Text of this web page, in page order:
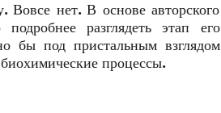
Вовсе нет. В основе авторского
разглядеть этап его
бы под пристальным взглядом
процессы.